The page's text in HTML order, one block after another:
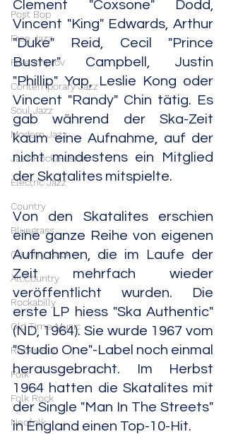
Post Bop
Free Jazz
Free Improv
Contemporary Jazz
Soul Jazz
Modern Jazz
Jazz Rock/Fusion
Electric Jazz
Country
Bluegrass
Country Rock
Alt.Country
Rockabilly
Old Time Music
Rock'n'Roll
Folk
Folk Rock
Neofolk
Clement "Coxsone" Dodd,
Vincent "King" Edwards, Arthur
"Duke" Reid, Cecil "Prince
Buster" Campbell, Justin
"Phillip" Yap, Leslie Kong oder
Vincent "Randy" Chin tätig. Es
gab während der Ska-Zeit
kaum eine Aufnahme, auf der
nicht mindestens ein Mitglied
der Skatalites mitspielte.
Von den Skatalites erschien
eine ganze Reihe von eigenen
Aufnahmen, die im Laufe der
Zeit mehrfach wieder
veröffentlicht wurden. Die
erste LP hiess "Ska Authentic"
(ND, 1964). Sie wurde 1967 vom
"Studio One"-Label noch einmal
herausgebracht. Im Herbst
1964 hatten die Skatalites mit
der Single "Man In The Streets"
in England einen Top-10-Hit.